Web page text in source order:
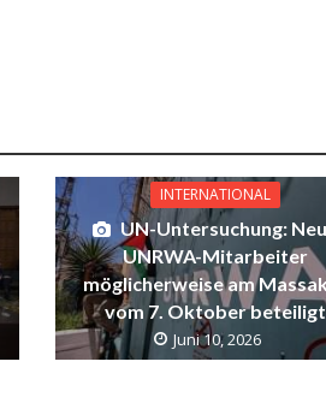
INTERNATIONAL
UN-Untersuchung:
UNRWA-Mitarbeiter
möglicherweise am
vom 7. Oktober beteiligt
Juni 10, 2026